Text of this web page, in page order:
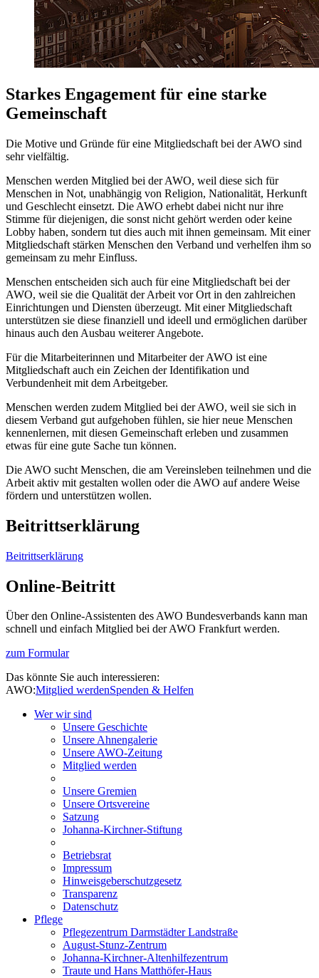
Starkes Engagement für eine starke
Gemeinschaft
Die Motive und Gründe für eine Mitgliedschaft bei der AWO sind
sehr vielfältig.
Menschen werden Mitglied bei der AWO, weil diese sich für
Menschen in Not, unabhängig von Religion, Nationalität, Herkunft
und Geschlecht einsetzt. Die AWO erhebt dabei nicht nur ihre
Stimme für diejenigen, die sonst nicht gehört werden oder keine
Lobby haben, sondern tut dies auch mit ihnen gemeinsam. Mit einer
Mitgliedschaft stärken Menschen den Verband und verhelfen ihm so
gemeinsam zu mehr Einfluss.
Menschen entscheiden sich auch für eine Mitgliedschaft bei der
AWO, weil sie die Qualität der Arbeit vor Ort in den zahlreichen
Einrichtungen und Diensten überzeugt. Mit einer Mitgliedschaft
unterstützen sie diese finanziell und ideell und ermöglichen darüber
hinaus auch den Ausbau weiterer Angebote.
Für die Mitarbeiterinnen und Mitarbeiter der AWO ist eine
Mitgliedschaft auch ein Zeichen der Identifikation und
Verbundenheit mit dem Arbeitgeber.
Menschen werden zudem Mitglied bei der AWO, weil sie sich in
diesem Verband gut aufgehoben fühlen, sie hier neue Menschen
kennenlernen, mit diesen Gemeinschaft erleben und zusammen
etwas für eine gute Sache tun können.
Die AWO sucht Menschen, die am Vereinsleben teilnehmen und die
Arbeit aktiv mit gestalten wollen oder die AWO auf andere Weise
fördern und unterstützen wollen.
Beitrittserklärung
Beitrittserklärung
Online-Beitritt
Über den Online-Assistenten des AWO Bundesverbands kann man
schnell und einfach Mitglied bei der AWO Frankfurt werden.
zum Formular
Das könnte Sie auch interessieren:
AWO:Mitglied werdenSpenden & Helfen
Wer wir sind
Unsere Geschichte
Unsere Ahnengalerie
Unsere AWO-Zeitung
Mitglied werden
Unsere Gremien
Unsere Ortsvereine
Satzung
Johanna-Kirchner-Stiftung
Betriebsrat
Impressum
Hinweisgeberschutzgesetz
Transparenz
Datenschutz
Pflege
Pflegezentrum Darmstädter Landstraße
August-Stunz-Zentrum
Johanna-Kirchner-Altenhilfezentrum
Traute und Hans Matthöfer-Haus